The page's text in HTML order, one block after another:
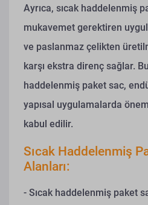
Ayrıca, sıcak haddelenmiş
mukavemet gerektiren
ve paslanmaz çelikten
karşı ekstra direnç sağlar.
haddelenmiş paket sac,
yapısal uygulamalarda
kabul edilir.
Sıcak Haddelenmiş
Alanları:
- Sıcak haddelenmiş paket